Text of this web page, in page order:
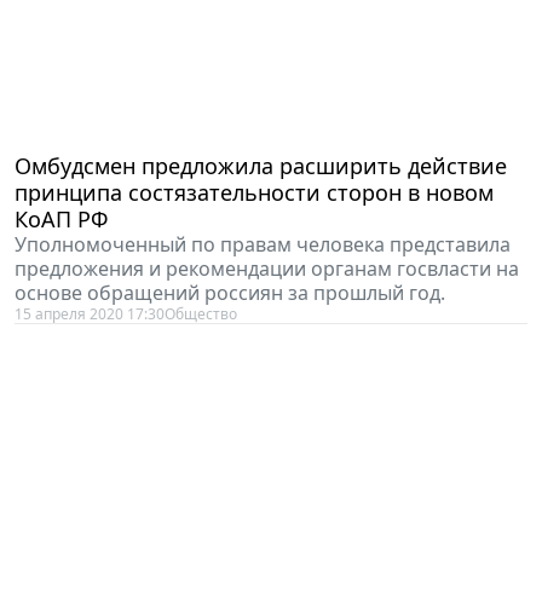
Омбудсмен предложила расширить действие
принципа состязательности сторон в новом
КоАП РФ
Уполномоченный по правам человека представила
предложения и рекомендации органам госвласти на
основе обращений россиян за прошлый год.
15 апреля 2020 17:30Общество